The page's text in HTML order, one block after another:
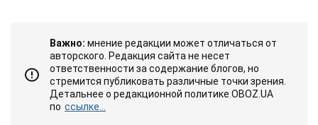
Важно: мнение редакции может отличаться от
авторского. Редакция сайта не несет
ответственности за содержание блогов, но
стремится публиковать различные точки зрения.
Детальнее о редакционной политике OBOZ.UA
по ссылке...